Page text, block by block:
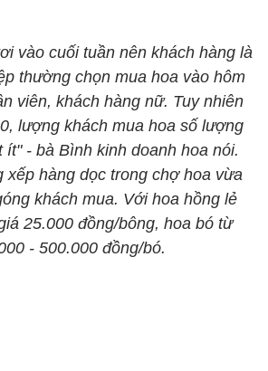
vào cuối tuần nên khách hàng là
thường chọn mua hoa vào hôm
viên, khách hàng nữ. Tuy nhiên
lượng khách mua hoa số lượng
ít" - bà Bình kinh doanh hoa nói.
xếp hàng dọc trong chợ hoa vừa
khách mua. Với hoa hồng lẻ
25.000 đồng/bông, hoa bó từ
- 500.000 đồng/bó.